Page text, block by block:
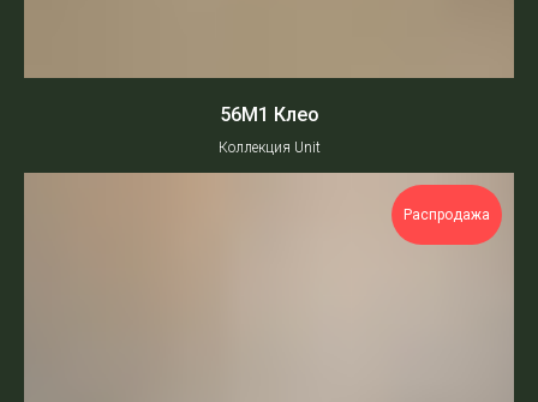
56М1 Клео
Коллекция Unit
Распродажа